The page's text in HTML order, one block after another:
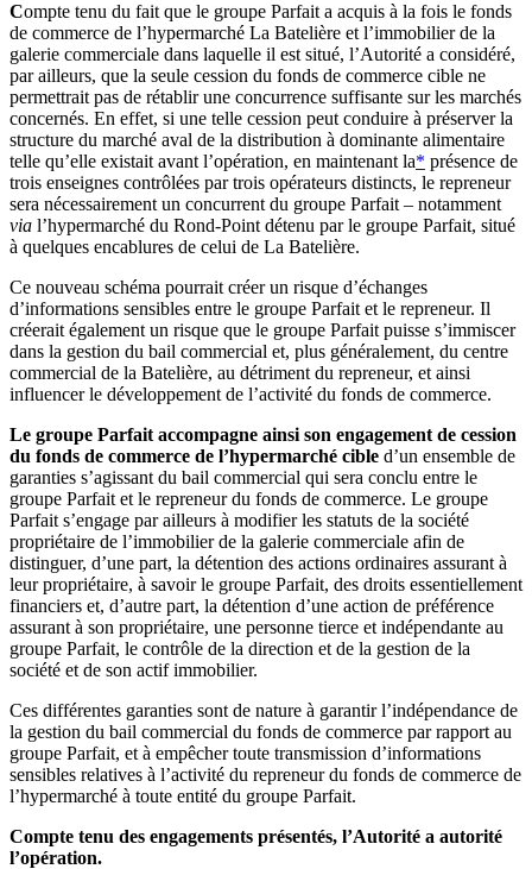
Compte tenu du fait que le groupe Parfait a acquis à la fois le fonds
de commerce de l’hypermarché La Batelière et l’immobilier de la
galerie commerciale dans laquelle il est situé, l’Autorité a considéré,
par ailleurs, que la seule cession du fonds de commerce cible ne
permettrait pas de rétablir une concurrence suffisante sur les marchés
concernés. En effet, si une telle cession peut conduire à préserver la
structure du marché aval de la distribution à dominante alimentaire
telle qu’elle existait avant l’opération, en maintenant la* présence de
trois enseignes contrôlées par trois opérateurs distincts, le repreneur
sera nécessairement un concurrent du groupe Parfait – notamment
via l’hypermarché du Rond-Point détenu par le groupe Parfait, situé
à quelques encablures de celui de La Batelière.
Ce nouveau schéma pourrait créer un risque d’échanges
d’informations sensibles entre le groupe Parfait et le repreneur. Il
créerait également un risque que le groupe Parfait puisse s’immiscer
dans la gestion du bail commercial et, plus généralement, du centre
commercial de la Batelière, au détriment du repreneur, et ainsi
influencer le développement de l’activité du fonds de commerce.
Le groupe Parfait accompagne ainsi son engagement de cession
du fonds de commerce de l’hypermarché cible d’un ensemble de
garanties s’agissant du bail commercial qui sera conclu entre le
groupe Parfait et le repreneur du fonds de commerce. Le groupe
Parfait s’engage par ailleurs à modifier les statuts de la société
propriétaire de l’immobilier de la galerie commerciale afin de
distinguer, d’une part, la détention des actions ordinaires assurant à
leur propriétaire, à savoir le groupe Parfait, des droits essentiellement
financiers et, d’autre part, la détention d’une action de préférence
assurant à son propriétaire, une personne tierce et indépendante au
groupe Parfait, le contrôle de la direction et de la gestion de la
société et de son actif immobilier.
Ces différentes garanties sont de nature à garantir l’indépendance de
la gestion du bail commercial du fonds de commerce par rapport au
groupe Parfait, et à empêcher toute transmission d’informations
sensibles relatives à l’activité du repreneur du fonds de commerce de
l’hypermarché à toute entité du groupe Parfait.
Compte tenu des engagements présentés, l’Autorité a autorité
l’opération.